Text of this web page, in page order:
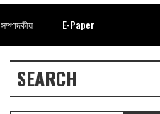
সম্পাদকীয় E-Paper
SEARCH